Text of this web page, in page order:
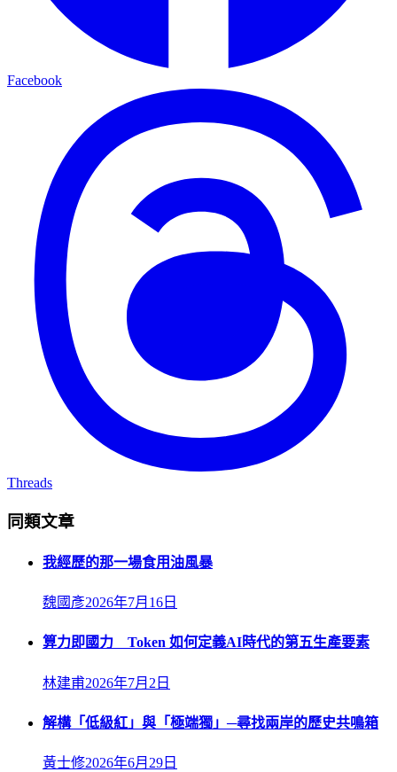
Facebook
Threads
同類文章
我經歷的那一場食用油風暴
魏國彥2026年7月16日
算力即國力 Token 如何定義AI時代的第五生產要素
林建甫2026年7月2日
解構「低級紅」與「極端獨」─尋找兩岸的歷史共鳴箱
黃士修2026年6月29日